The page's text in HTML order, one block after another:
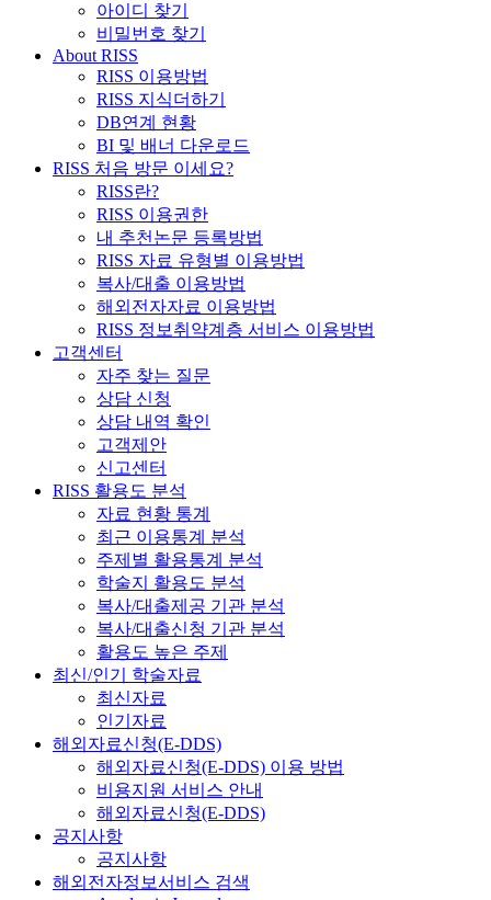
아이디 찾기
비밀번호 찾기
About RISS
RISS 이용방법
RISS 지식더하기
DB연계 현황
BI 및 배너 다운로드
RISS 처음 방문 이세요?
RISS란?
RISS 이용권한
내 추천논문 등록방법
RISS 자료 유형별 이용방법
복사/대출 이용방법
해외전자자료 이용방법
RISS 정보취약계층 서비스 이용방법
고객센터
자주 찾는 질문
상담 신청
상담 내역 확인
고객제안
신고센터
RISS 활용도 분석
자료 현황 통계
최근 이용통계 분석
주제별 활용통계 분석
학술지 활용도 분석
복사/대출제공 기관 분석
복사/대출신청 기관 분석
활용도 높은 주제
최신/인기 학술자료
최신자료
인기자료
해외자료신청(E-DDS)
해외자료신청(E-DDS) 이용 방법
비용지원 서비스 안내
해외자료신청(E-DDS)
공지사항
공지사항
해외전자정보서비스 검색